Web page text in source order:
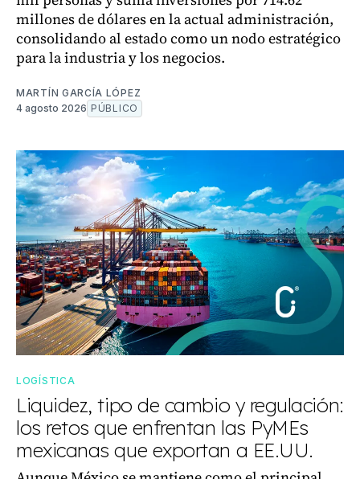
millones de dólares en la actual administración,
consolidando al estado como un nodo estratégico
para la industria y los negocios.
MARTÍN GARCÍA LÓPEZ
4 agosto 2026 PÚBLICO
LOGÍSTICA
Liquidez, tipo de cambio y regulación:
los retos que enfrentan las PyMEs
mexicanas que exportan a EE.UU.